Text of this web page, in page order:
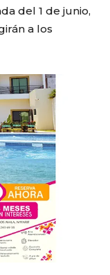
del 1 de junio,
a los